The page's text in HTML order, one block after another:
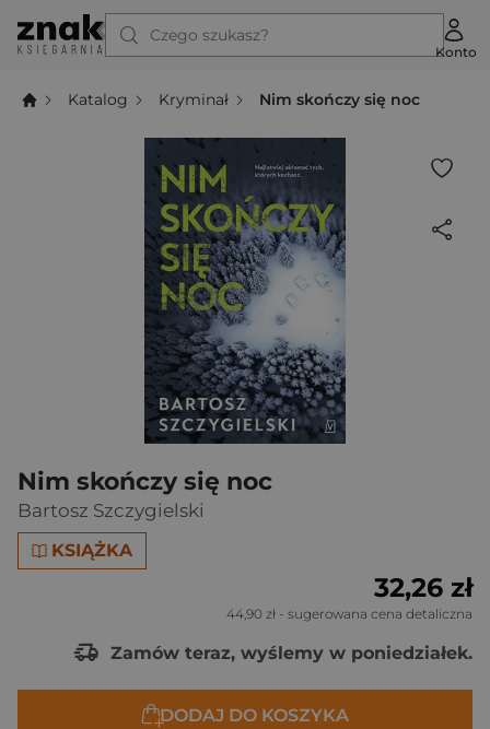
Czego szukasz?
Konto
Katalog Kryminał Nim skończy się noc
Nim skończy się noc
Bartosz Szczygielski
KSIĄŻKA
32,26 zł
44,90 zł - sugerowana cena detaliczna
Zamów teraz, wyślemy w poniedziałek.
DODAJ DO KOSZYKA